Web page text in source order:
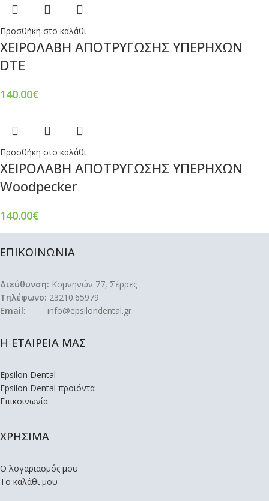
Προσθήκη στο καλάθι
ΧΕΙΡΟΛΑΒΗ ΑΠΟΤΡΥΓΩΣΗΣ ΥΠΕΡΗΧΩΝ
DTE
140.00€
Προσθήκη στο καλάθι
ΧΕΙΡΟΛΑΒΗ ΑΠΟΤΡΥΓΩΣΗΣ ΥΠΕΡΗΧΩΝ
Woodpecker
140.00€
ΕΠΙΚΟΙΝΩΝΙΑ
Διεύθυνση: Κομνηνών 77, Σέρρες
Τηλέφωνο: 23210.65979
Email: info@epsilondental.gr
Η ΕΤΑΙΡΕΙΑ ΜΑΣ
Epsilon Dental
Epsilon Dental προϊόντα
Επικοινωνία
ΧΡΗΣΙΜΑ
Ο λογαριασμός μου
Το καλάθι μου